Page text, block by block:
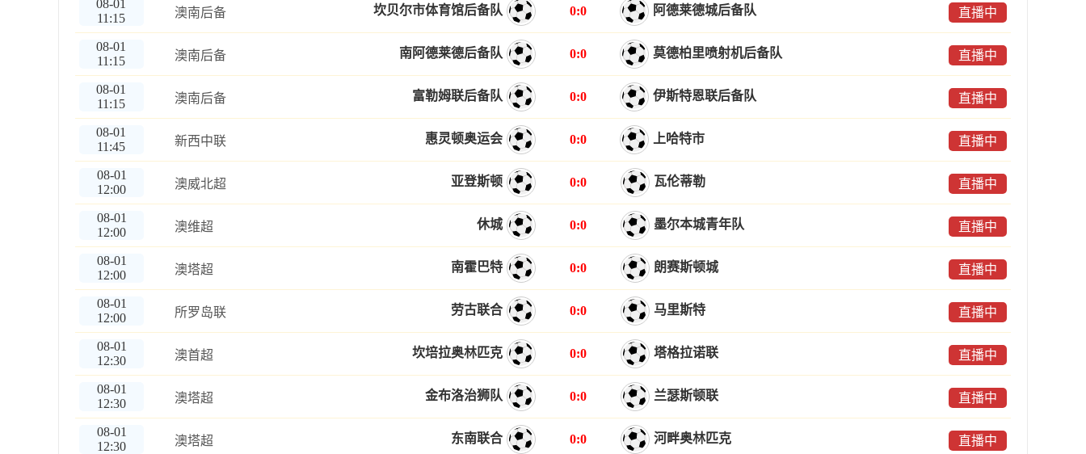
08-01
11:15
澳南后备 坎贝尔市体育馆后备队 0:0 阿德莱德城后备队 直播中
08-01
11:15
澳南后备 南阿德莱德后备队 0:0 莫德柏里喷射机后备队 直播中
08-01
11:15
澳南后备 富勒姆联后备队 0:0 伊斯特恩联后备队 直播中
08-01
11:45
新西中联 惠灵顿奥运会 0:0 上哈特市 直播中
08-01
12:00
澳威北超 亚登斯顿 0:0 瓦伦蒂勒 直播中
08-01
12:00
澳维超 休城 0:0 墨尔本城青年队 直播中
08-01
12:00
澳塔超 南霍巴特 0:0 朗赛斯顿城 直播中
08-01
12:00
所罗岛联 劳古联合 0:0 马里斯特 直播中
08-01
12:30
澳首超 坎培拉奥林匹克 0:0 塔格拉诺联 直播中
08-01
12:30
澳塔超 金布洛治狮队 0:0 兰瑟斯顿联 直播中
08-01
12:30
澳塔超 东南联合 0:0 河畔奥林匹克 直播中